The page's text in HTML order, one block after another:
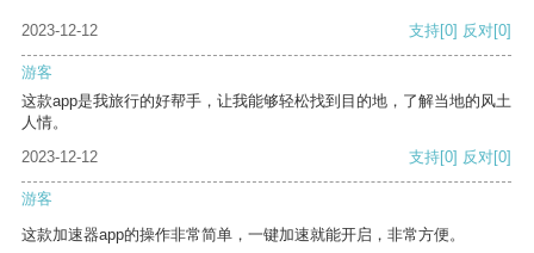
2023-12-12 支持[0] 反对[0]
游客
这款app是我旅行的好帮手，让我能够轻松找到目的地，了解当地的风土
人情。
2023-12-12
支持[0] 反对[0]
游客
这款加速器app的操作非常简单，一键加速就能开启，非常方便。